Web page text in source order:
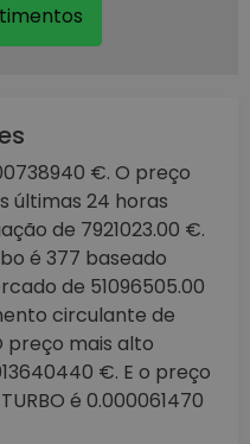
€. O preço
últimas 24 horas
de 7921023.00 €.
é 377 baseado
de 51096505.00
circulante de
preço mais alto
€. E o preço
é 0.000061470